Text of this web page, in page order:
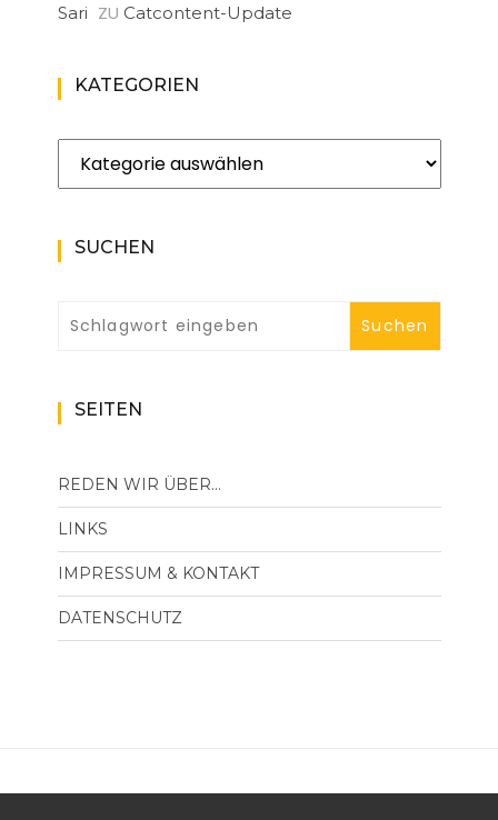
Sari ZU Catcontent-Update
KATEGORIEN
Kategorien
SUCHEN
SEITEN
REDEN WIR ÜBER…
LINKS
IMPRESSUM & KONTAKT
DATENSCHUTZ